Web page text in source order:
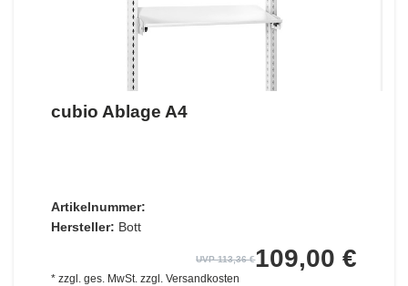
cubio Ablage A4
Artikelnummer:
Hersteller: Bott
UVP 113,36 €109,00 €
* zzgl. ges. MwSt.zzgl. Versandkosten